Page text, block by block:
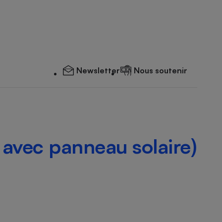
Newsletter Nous soutenir
panneau solaire)